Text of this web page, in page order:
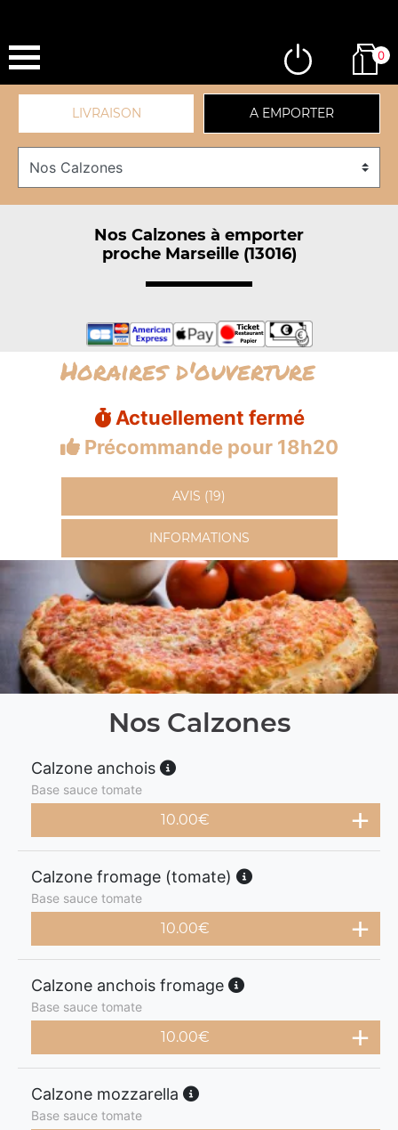
0
LIVRAISON A EMPORTER
Nos Calzones à emporter
proche Marseille (13016)
Horaires d'ouverture
Actuellement fermé
Précommande pour 18h20
AVIS (19)
INFORMATIONS
Nos Calzones
Calzone anchois
Base sauce tomate
10.00€
Calzone fromage (tomate)
Base sauce tomate
10.00€
Calzone anchois fromage
Base sauce tomate
10.00€
Calzone mozzarella
Base sauce tomate